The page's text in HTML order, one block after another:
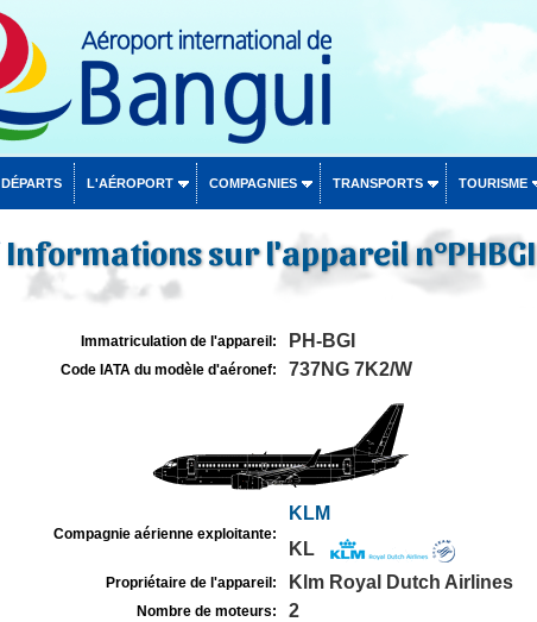
DÉPARTS L'AÉROPORT COMPAGNIES TRANSPORTS TOURISME
Informations sur l'appareil n°PHBGI
Immatriculation de l'appareil: PH-BGI
Code IATA du modèle d'aéronef: 737NG 7K2/W
Compagnie aérienne exploitante:
KLM
KL
Propriétaire de l'appareil: Klm Royal Dutch Airlines
Nombre de moteurs: 2